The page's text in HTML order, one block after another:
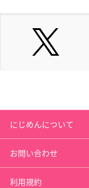
にじめんについて
お問い合わせ
利用規約